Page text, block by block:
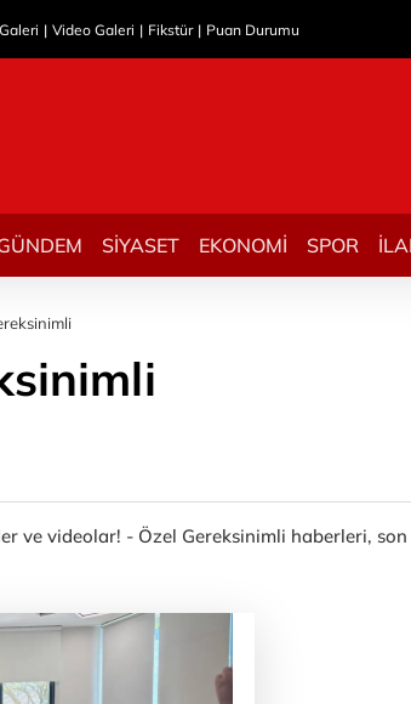
Video Galeri Fikstür Puan Durumu
SİYASET EKONOMİ SPOR
ve videolar! - Özel Gereksinimli haberleri,